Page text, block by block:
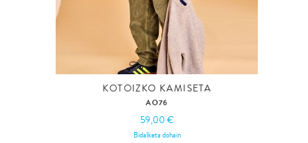
KOTOIZKO KAMISETA
AO76
59,00 €
Bidalketa dohain